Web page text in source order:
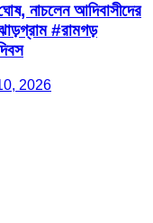
নাচলেন আদিবাসীদের
#রামগড়
2026